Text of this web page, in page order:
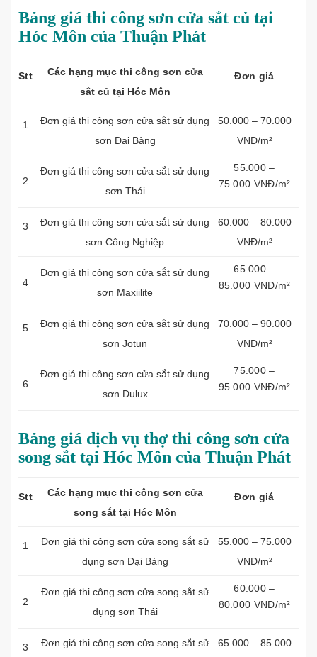
Bảng giá thi công sơn cửa sắt củ tại
Hóc Môn của Thuận Phát
Stt
Các hạng mục thi công sơn cửa
sắt củ tại Hóc Môn
Đơn giá
1
Đơn giá thi công sơn cửa sắt sử dụng
sơn Đại Bàng
50.000 – 70.000
VNĐ/m²
2
Đơn giá thi công sơn cửa sắt sử dụng
sơn Thái
55.000 –
75.000 VNĐ/m²
3
Đơn giá thi công sơn cửa sắt sử dụng
sơn Công Nghiệp
60.000 – 80.000
VNĐ/m²
4
Đơn giá thi công sơn cửa sắt sử dụng
sơn Maxiilite
65.000 –
85.000 VNĐ/m²
5
Đơn giá thi công sơn cửa sắt sử dụng
sơn Jotun
70.000 – 90.000
VNĐ/m²
6
Đơn giá thi công sơn cửa sắt sử dụng
sơn Dulux
75.000 –
95.000 VNĐ/m²
Bảng giá dịch vụ thợ thi công sơn cửa
song sắt tại Hóc Môn của Thuận Phát
Stt
Các hạng mục thi công sơn cửa
song sắt tại Hóc Môn
Đơn giá
1
Đơn giá thi công sơn cửa song sắt sử
dụng sơn Đại Bàng
55.000 – 75.000
VNĐ/m²
2
Đơn giá thi công sơn cửa song sắt sử
dụng sơn Thái
60.000 –
80.000 VNĐ/m²
3
Đơn giá thi công sơn cửa song sắt sử
65.000 – 85.000